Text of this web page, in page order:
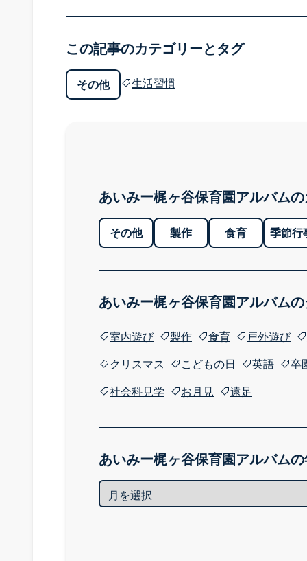
この記事のカテゴリーとタグ
その他 生活習慣
あいみー梶ヶ谷保育園アルバム
その他 製作 食育 季節行
あいみー梶ヶ谷保育園アルバム
室内遊び 製作 食育 戸外遊び
クリスマス
こどもの日 英語 卒
社会科見学
お月見 遠足
あいみー梶ヶ谷保育園アルバム